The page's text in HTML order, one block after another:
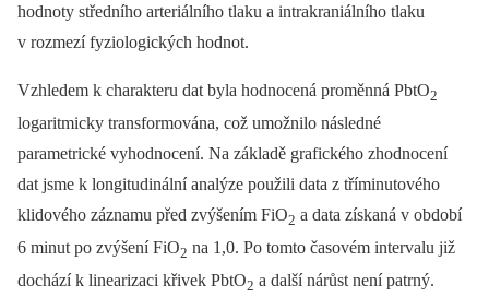
hodnoty středního arteriálního tlaku a intrakraniálního tlaku
v rozmezí fyziologických hodnot.
Vzhledem k charakteru dat byla hodnocená proměnná PbtO2
logaritmicky transformována, což umožnilo následné
parametrické vyhodnocení. Na základě grafického zhodnocení
dat jsme k longitudinální analýze použili data z tříminutového
klidového záznamu před zvýšením FiO2 a data získaná v období
6 minut po zvýšení FiO2 na 1,0. Po tomto časovém intervalu již
dochází k linearizaci křivek PbtO2 a další nárůst není patrný.